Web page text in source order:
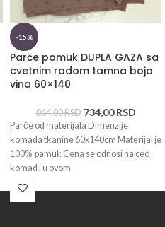
-15%
Parče pamuk DUPLA GAZA sa
cvetnim radom tamna boja
vina 60×140
864,00RSD 734,00RSD
Parče od materijala Dimenzije
komada tkanine 60x140cm Materijal je
100% pamuk Cena se odnosi na ceo
komad i u ovom